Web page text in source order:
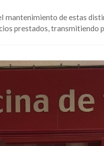
de estas
prestados,